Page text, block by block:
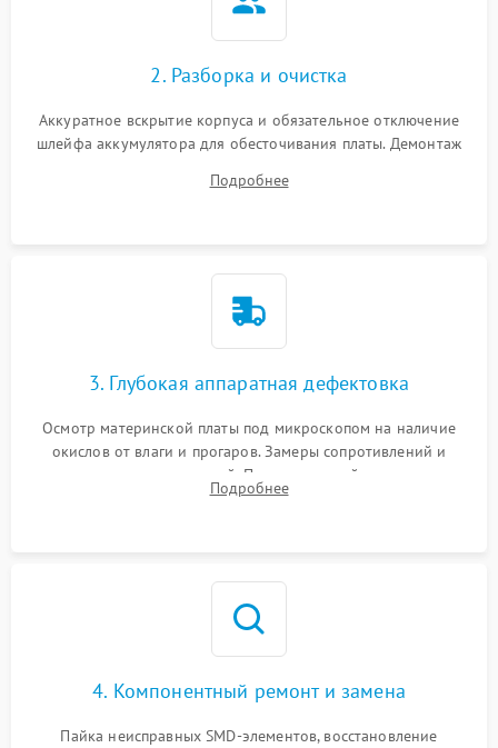
2. Разборка и очистка
Аккуратное вскрытие корпуса и обязательное отключение
шлейфа аккумулятора для обесточивания платы. Демонтаж
высохшей термопасты с кристаллов чипов.
Подробнее
3. Глубокая аппаратная дефектовка
Осмотр материнской платы под микроскопом на наличие
окислов от влаги и прогаров. Замеры сопротивлений и
дежурных напряжений. Проверка цепей питания,
мультиконтроллера, процессора и видеочипа.
Подробнее
4. Компонентный ремонт и замена
Пайка неисправных SMD-элементов, восстановление